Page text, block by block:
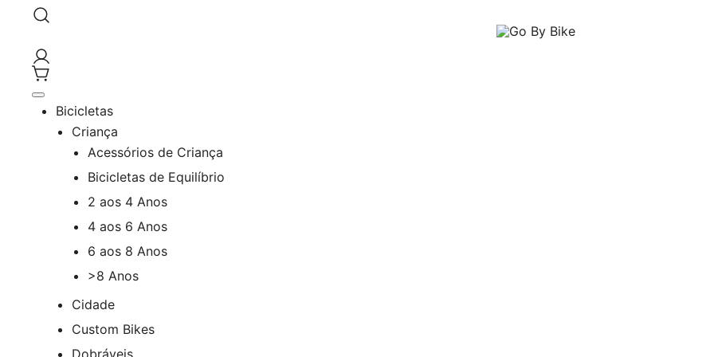
Saltar
conteúdo
Go By Bike
The Urban Bike Shop
Bicicletas
Criança
Acessórios de Criança
Bicicletas de Equilíbrio
2 aos 4 Anos
4 aos 6 Anos
6 aos 8 Anos
>8 Anos
Cidade
Custom Bikes
Dobráveis